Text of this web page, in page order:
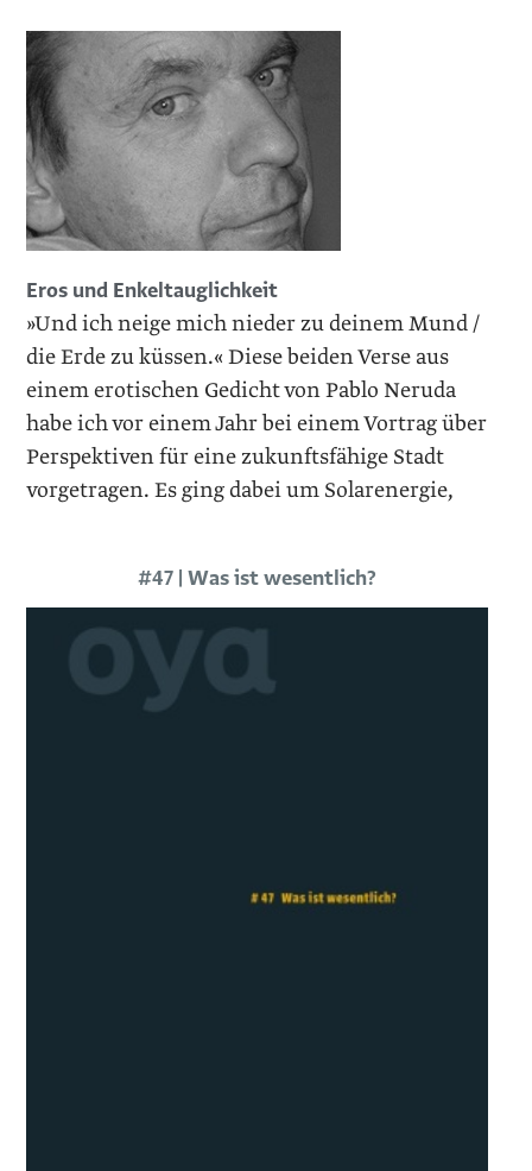
Eros und Enkeltauglichkeit
»Und ich neige mich nieder zu deinem Mund /
die Erde zu küssen.« Diese beiden Verse aus
einem erotischen Gedicht von Pablo Neruda
habe ich vor einem Jahr bei einem Vortrag über
Perspektiven für eine zukunftsfähige Stadt
vorgetragen. Es ging dabei um Solarenergie,
#47 | Was ist wesentlich?